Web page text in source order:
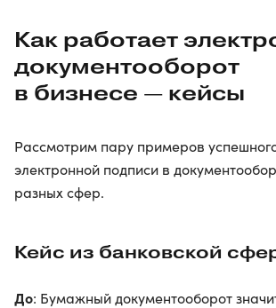
Как работает
документооборот
в бизнесе — кейсы
Рассмотрим пару примеров
электронной подписи в
разных сфер.
Кейс из банковской
До: Бумажный документооборот